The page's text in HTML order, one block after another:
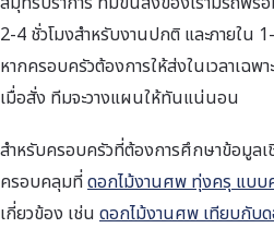
2-4 ชั่วโมงสำหรับงานปกติ และภายใน
หากครอบครัวต้องการให้ส่งในเวลาเฉพา
เมื่อสั่ง ทีมจะวางแผนให้ทันแน่นอน
สำหรับครอบครัวที่ต้องการศึกษาข้อมูล
ครอบคลุมที่ดอกไม้งานศพ ทุ่งครุ แบบ
เกี่ยวข้อง เช่น ดอกไม้งานศพ เทียบกับ